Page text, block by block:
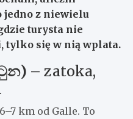
jedno z niewielu
turysta nie
tylko się w nią wplata.
– zatoka,
km od Galle. To